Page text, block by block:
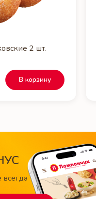
2 шт.
В корзину